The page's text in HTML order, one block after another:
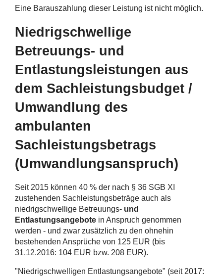
Eine Barauszahlung dieser Leistung ist nicht möglich.
Niedrigschwellige
Betreuungs- und
Entlastungsleistungen aus
dem Sachleistungsbudget /
Umwandlung des
ambulanten
Sachleistungsbetrags
(Umwandlungsanspruch)
Seit 2015 können 40 % der nach § 36 SGB XI
zustehenden Sachleistungsbeträge auch als
niedrigschwellige Betreuungs- und
Entlastungsangebote in Anspruch genommen
werden - und zwar zusätzlich zu den ohnehin
bestehenden Ansprüche von 125 EUR (bis
31.12.2016: 104 EUR bzw. 208 EUR).
"Niedrigschwelligen Entlastungsangebote" (seit 2017: